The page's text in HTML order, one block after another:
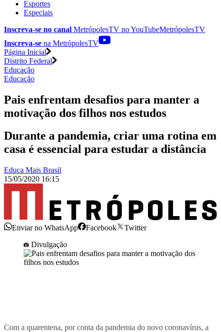
Esportes
Especiais
Inscreva-se no canal MetrópolesTV noYouTubeMetrópolesTV
Inscreva-se na MetrópolesTV
Página Inicial
Distrito Federal
Educação
Educação
Pais enfrentam desafios para manter a
motivação dos filhos nos estudos
Durante a pandemia, criar uma rotina em
casa é essencial para estudar a distância
Educa Mais Brasil
15/05/2020 16:15
Enviar no WhatsApp Facebook
Twitter
Divulgação
Com a quarentena, por conta da pandemia do novo coronavírus, a